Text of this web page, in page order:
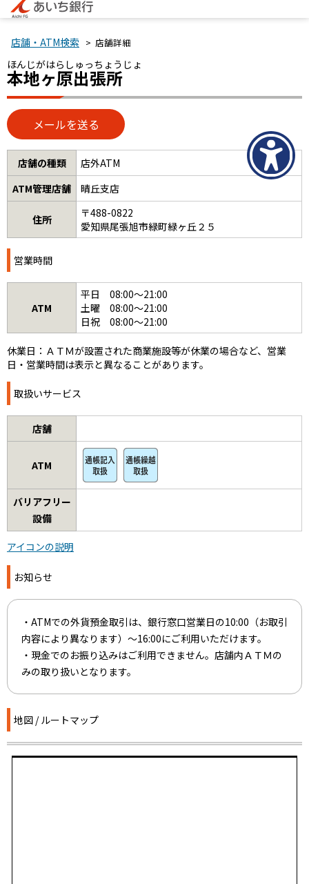
店舗・ATM検索 > 店舗詳細
ほんじがはらしゅっちょうじょ
本地ヶ原出張所
店舗の種類
店外ATM
ATM管理店舗
晴丘支店
住所
〒488-0822
愛知県尾張旭市緑町緑ヶ丘２５
営業時間
ATM
平日 08:00～21:00
土曜 08:00～21:00
日祝 08:00～21:00
休業日：ＡＴＭが設置された商業施設等が休業の場合など、営業
日・営業時間は表示と異なることがあります。
取扱いサービス
店舗
ATM
バリアフリー
設備
アイコンの説明
お知らせ
・ATMでの外貨預金取引は、銀行窓口営業日の10:00（お取引
内容により異なります）～16:00にご利用いただけます。
・現金でのお振り込みはご利用できません。店舗内ＡＴＭの
みの取り扱いとなります。
地図 / ルートマップ